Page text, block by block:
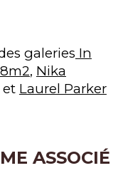
galeries In
, Nika
Laurel Parker
ASSOCIÉ